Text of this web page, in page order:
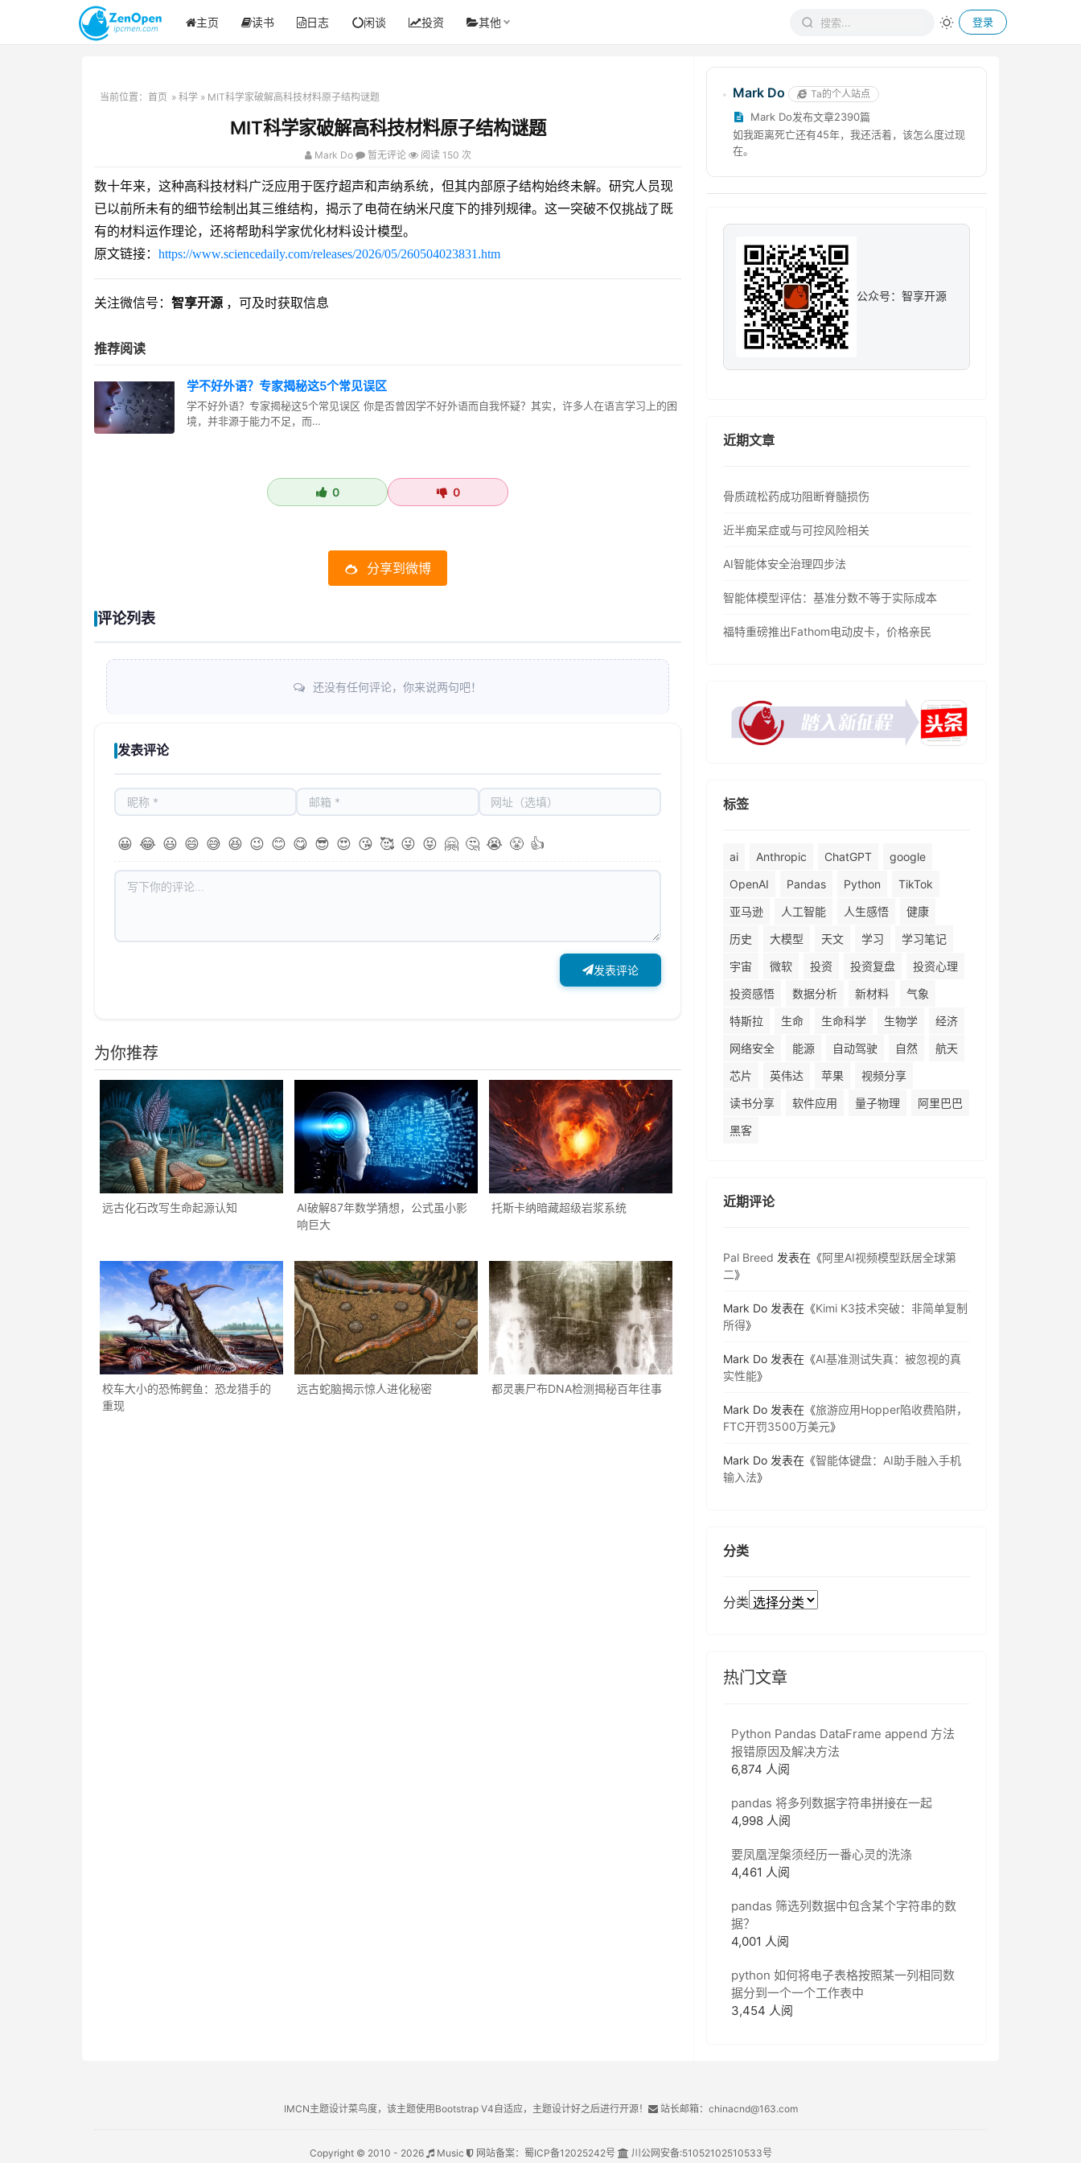
主页 读书 日志 闲谈 投资 其他 登录
当前位置： 首页 » 科学 » MIT科学家破解高科技材料原子结构谜题
MIT科学家破解高科技材料原子结构谜题
Mark Do 暂无评论 阅读 150 次
数十年来，这种高科技材料广泛应用于医疗超声和声纳系统，但其内部原子结构始终未解。研究人员现
已以前所未有的细节绘制出其三维结构，揭示了电荷在纳米尺度下的排列规律。这一突破不仅挑战了既
有的材料运作理论，还将帮助科学家优化材料设计模型。
原文链接： https://www.sciencedaily.com/releases/2026/05/260504023831.htm
关注微信号： 智享开源 ，可及时获取信息
推荐阅读
学不好外语？专家揭秘这5个常见误区
学不好外语？专家揭秘这5个常见误区 你是否曾因学不好外语而自我怀疑？其实，许多人在语言学习上的困
境，并非源于能力不足，而…
0 0
分享到微博
评论列表
还没有任何评论，你来说两句吧！
发表评论
😀 😂 😃 😄 😅 😆 😉 😊 😋 😎 😍 😘 🥰 😜 😝 🤗 🤔 😭 😤 👍
发表评论
为你推荐
远古化石改写生命起源认知
AI破解87年数学猜想，公式虽小影
响巨大
托斯卡纳暗藏超级岩浆系统
校车大小的恐怖鳄鱼：恐龙猎手的
重现
远古蛇脑揭示惊人进化秘密 都灵裹尸布DNA检测揭秘百年往事
Mark Do Ta的个人站点
Mark Do发布文章2390篇
如我距离死亡还有45年，我还活着，该怎么度过现
在。
公众号：智享开源
近期文章
骨质疏松药成功阻断脊髓损伤
近半痴呆症或与可控风险相关
AI智能体安全治理四步法
智能体模型评估：基准分数不等于实际成本
福特重磅推出Fathom电动皮卡，价格亲民
标签
ai Anthropic ChatGPT
google
OpenAI
Pandas Python
TikTok
亚马逊
人工智能 人生感悟
健康
历史
大模型 天文 学习
学习笔记
宇宙
微软 投资 投资复盘
投资心理
投资感悟
数据分析 新材料
气象
特斯拉
生命 生命科学 生物学
经济
网络安全
能源 自动驾驶 自然
航天
芯片
英伟达 苹果
视频分享
读书分享
软件应用 量子物理
阿里巴巴
黑客
近期评论
Pal Breed 发表在《阿里AI视频模型跃居全球第
二》
Mark Do 发表在《Kimi K3技术突破：非简单复制
所得》
Mark Do 发表在《AI基准测试失真：被忽视的真
实性能》
Mark Do 发表在《旅游应用Hopper陷收费陷阱，
FTC开罚3500万美元》
Mark Do 发表在《智能体键盘：AI助手融入手机
输入法》
分类
分类
热门文章
Python Pandas DataFrame append 方法
报错原因及解决方法
6,874 人阅
pandas 将多列数据字符串拼接在一起
4,998 人阅
要凤凰涅槃须经历一番心灵的洗涤
4,461 人阅
pandas 筛选列数据中包含某个字符串的数
据？
4,001 人阅
python 如何将电子表格按照某一列相同数
据分到一个一个工作表中
3,454 人阅
IMCN主题设计菜鸟度，该主题使用Bootstrap V4自适应，主题设计好之后进行开源！ 站长邮箱：chinacnd@163.com
Copyright © 2010 - 2026 Music 网站备案： 蜀ICP备12025242号 川公网安备:51052102510533号